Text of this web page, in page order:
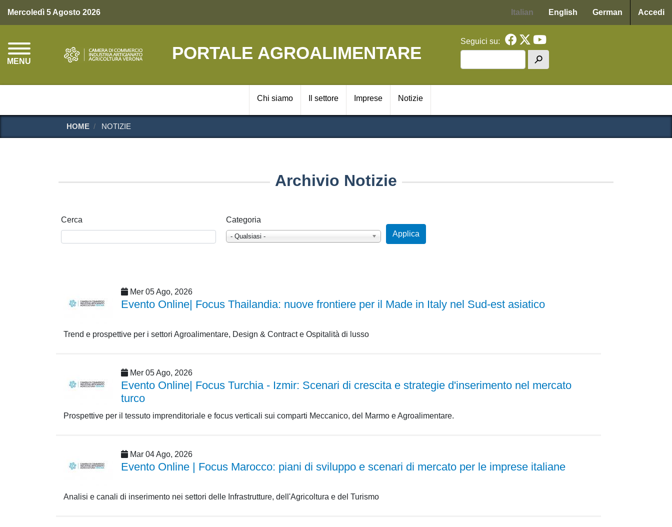
Mercoledì 5 Agosto 2026 Italian English German Accedi
PORTALE AGROALIMENTARE
MENU
Seguici su:
h
Navigazione principale WAF
Chi siamo Il settore Imprese Notizie
HOME NOTIZIE
Archivio Notizie
Cerca Categoria
- Qualsiasi - Applica
Mer 05 Ago, 2026
Evento Online| Focus Thailandia: nuove frontiere per il Made in Italy nel Sud-est asiatico
Trend e prospettive per i settori Agroalimentare, Design & Contract e Ospitalità di lusso
Mer 05 Ago, 2026
Evento Online| Focus Turchia - Izmir: Scenari di crescita e strategie d'inserimento nel mercato
turco
Prospettive per il tessuto imprenditoriale e focus verticali sui comparti Meccanico, del Marmo e Agroalimentare.
Mar 04 Ago, 2026
Evento Online | Focus Marocco: piani di sviluppo e scenari di mercato per le imprese italiane
Analisi e canali di inserimento nei settori delle Infrastrutture, dell'Agricoltura e del Turismo